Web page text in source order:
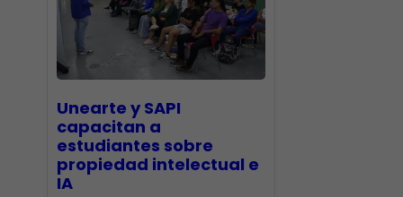
Unearte y SAPI
capacitan a
estudiantes sobre
propiedad intelectual e
IA